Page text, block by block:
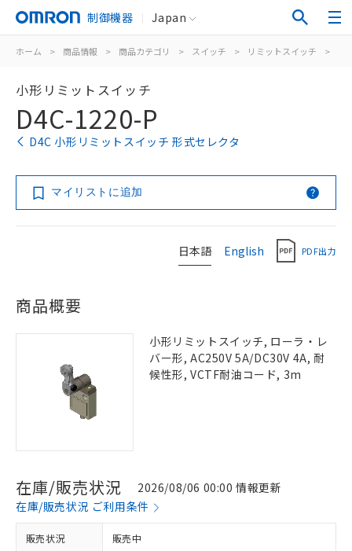
制御機器 Japan
ホーム > 商品情報 > 商品カテゴリ > スイッチ > リミットスイッチ >
小形リミットスイッチ
D4C-1220-P
D4C 小形リミットスイッチ 形式セレクタ
マイリストに追加
日本語 English PDF出力
商品概要
小形リミットスイッチ, ローラ・レ
バー形, AC250V 5A/DC30V 4A, 耐
候性形, VCTF耐油コード, 3m
在庫/販売状況
2026/08/06 00:00 情報更新
在庫/販売状況 ご利用条件
販売状況 販売中